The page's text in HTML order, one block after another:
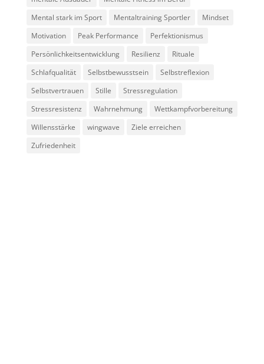
Mental stark im Sport
Mentaltraining Sportler
Mindset
Motivation
Peak Performance
Perfektionismus
Persönlichkeitsentwicklung
Resilienz
Rituale
Schlafqualität
Selbstbewusstsein
Selbstreflexion
Selbstvertrauen
Stille
Stressregulation
Stressresistenz
Wahrnehmung
Wettkampfvorbereitung
Willensstärke
wingwave
Ziele erreichen
Zufriedenheit